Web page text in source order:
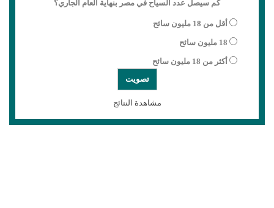
كم سيصل عدد السياح في مصر بنهاية العام الجاري؟
أقل من 18 مليون سائح
18 مليون سائح
أكثر من 18 مليون سائح
مشاهدة النتائج